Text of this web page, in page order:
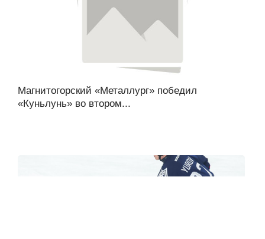
Магнитогорский «Металлург» победил
«Куньлунь» во втором...